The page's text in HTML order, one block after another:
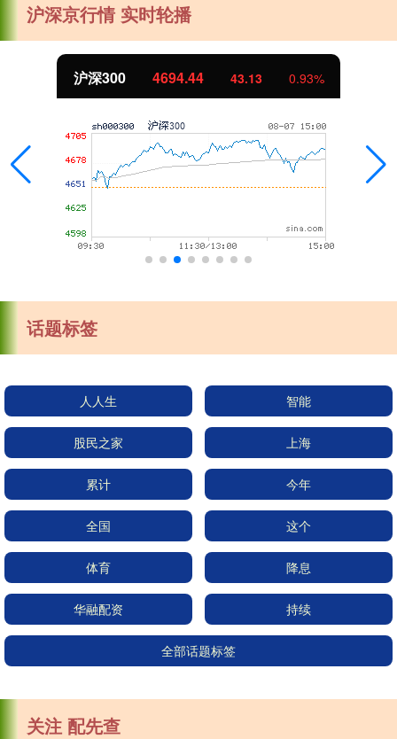
沪深京行情 实时轮播
沪深300 4694.44 43.13 0.93%
话题标签
人人生 智能
股民之家 上海
累计 今年
全国 这个
体育 降息
华融配资 持续
全部话题标签
关注 配先查